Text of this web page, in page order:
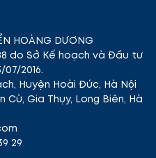
HOÀNG DƯƠNG
do Sở Kế hoạch và Đầu tư
2016.
Huyện Hoài Đức, Hà Nội
Cừ, Gia Thụy, Long Biên, Hà
29